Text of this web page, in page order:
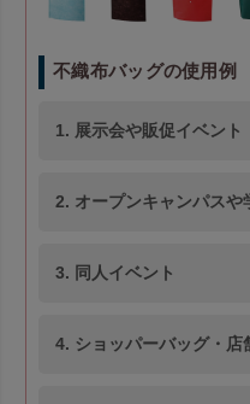
不織布バッグの使用例
1. 展示会や販促イベント
2. オープンキャンパスや
3. 同人イベント
4. ショッパーバッグ・店